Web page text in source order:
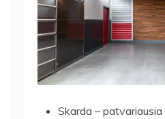
Skarda –